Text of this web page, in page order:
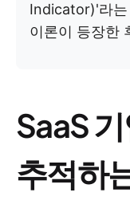
Indicator)'라는
이론이 등장한
SaaS
추적하